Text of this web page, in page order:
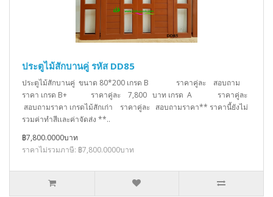
ประตูไม้สักบานคู่ รหัส DD85
ประตูไม้สักบานคู่ ขนาด 80*200 เกรด B ราคาคู่ละ สอบถาม
ราคา เกรด B+ ราคาคู่ละ 7,800 บาท เกรด A ราคาคู่ละ
สอบถามราคา เกรดไม้สักเก่า ราคาคู่ละ สอบถามราคา** ราคานี้ยังไม่
รวมค่าทำสีเเละค่าจัดส่ง **..
฿7,800.0000บาท
ราคาไม่รวมภาษี: ฿7,800.0000บาท